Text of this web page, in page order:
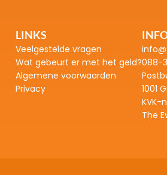
LINKS
Veelgestelde vragen
Wat gebeurt er met het geld?
Algemene voorwaarden
Privacy
088-
1001
KVK-
The